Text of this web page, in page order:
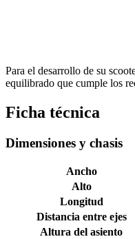
Para el desarrollo de su
equilibrado que cumple los
Ficha técnica
Dimensiones y chasis
Ancho
Alto
Longitud
Distancia entre ejes
Altura del asiento